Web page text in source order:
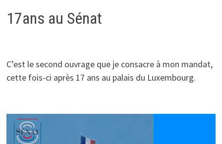
17ans au Sénat
C’est le second ouvrage que je consacre à mon mandat,
cette fois-ci après 17 ans au palais du Luxembourg.